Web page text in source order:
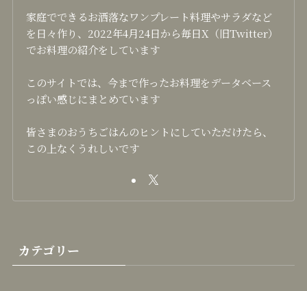
家庭でできるお洒落なワンプレート料理やサラダなど
を日々作り、2022年4月24日から毎日X（旧Twitter）
でお料理の紹介をしています
このサイトでは、今まで作ったお料理をデータベース
っぽい感じにまとめています
皆さまのおうちごはんのヒントにしていただけたら、
この上なくうれしいです
カテゴリー